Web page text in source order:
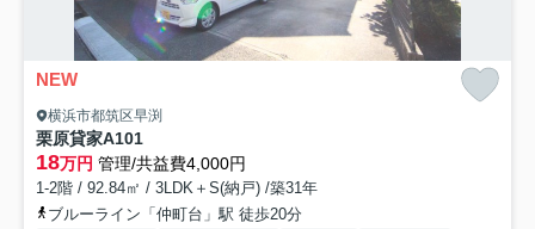
NEW
横浜市都筑区早渕
栗原貸家A101
18万円 管理/共益費4,000円
1-2階 / 92.84㎡ / 3LDK＋S(納戸) /築31年
ブルーライン「仲町台」駅 徒歩20分